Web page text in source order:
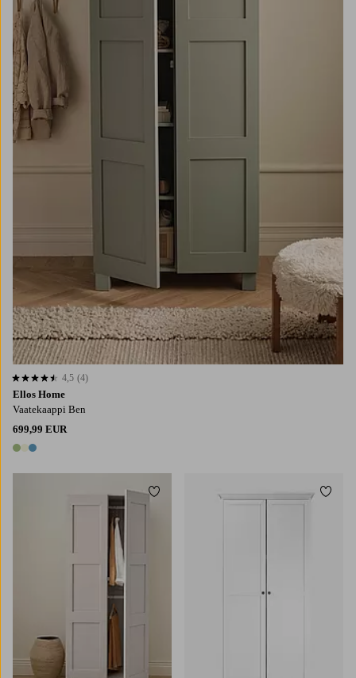
Ellos Home
Vaatekaappi Ben
699,99 EUR
3 värejä
4,5 perustuen 4 arvosanaan
4,5 (4)
Lisää suosikkeihin